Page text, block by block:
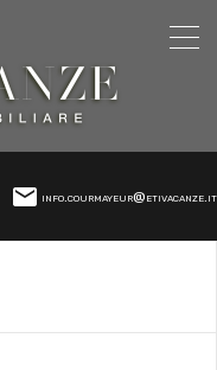
info.courmayeur@etivacanze.it